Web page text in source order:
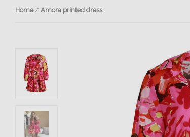
Home/ Amora printed dress